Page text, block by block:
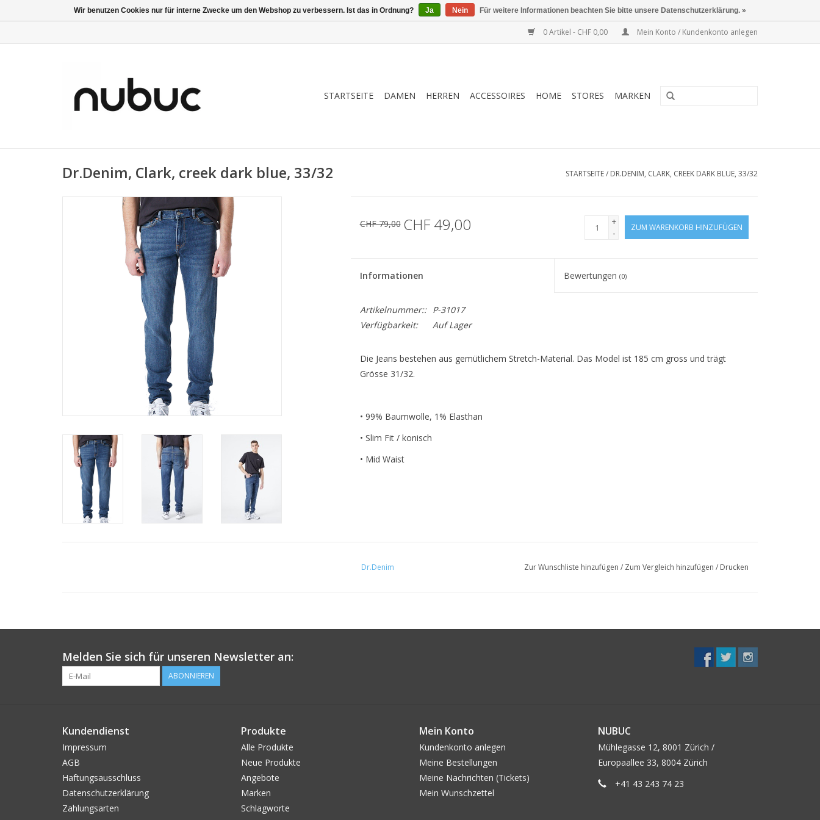
0 Artikel - CHF 0,00 Mein Konto / Kundenkonto anlegen
STARTSEITE DAMEN HERREN ACCESSOIRES HOME STORES MARKEN
Dr.Denim, Clark, creek dark blue, 33/32 STARTSEITE/ DR.DENIM, CLARK, CREEK DARK BLUE, 33/32
CHF 79,00 CHF 49,00
+
-
ZUM WARENKORB HINZUFÜGEN
Informationen Bewertungen(0)
Artikelnummer::
P-31017
Verfügbarkeit:
Auf Lager
Die Jeans bestehen aus gemütlichem Stretch-Material. Das Model ist 185 cm gross und trägt
Grösse 31/32.
• 99% Baumwolle, 1% Elasthan
• Slim Fit / konisch
• Mid Waist
Dr.Denim Zur Wunschliste hinzufügen / Zum Vergleich hinzufügen / Drucken
Melden Sie sich für unseren Newsletter an:
ABONNIEREN
Kundendienst
Impressum
AGB
Haftungsausschluss
Datenschutzerklärung
Zahlungsarten
Produkte
Alle Produkte
Neue Produkte
Angebote
Marken
Schlagworte
Mein Konto
Kundenkonto anlegen
Meine Bestellungen
Meine Nachrichten (Tickets)
Mein Wunschzettel
NUBUC
Mühlegasse 12, 8001 Zürich /
Europaallee 33, 8004 Zürich
+41 43 243 74 23
Wir benutzen Cookies nur für interne Zwecke um den Webshop zu verbessern. Ist das in Ordnung? Ja Nein Für weitere Informationen beachten Sie bitte unsere Datenschutzerklärung. »